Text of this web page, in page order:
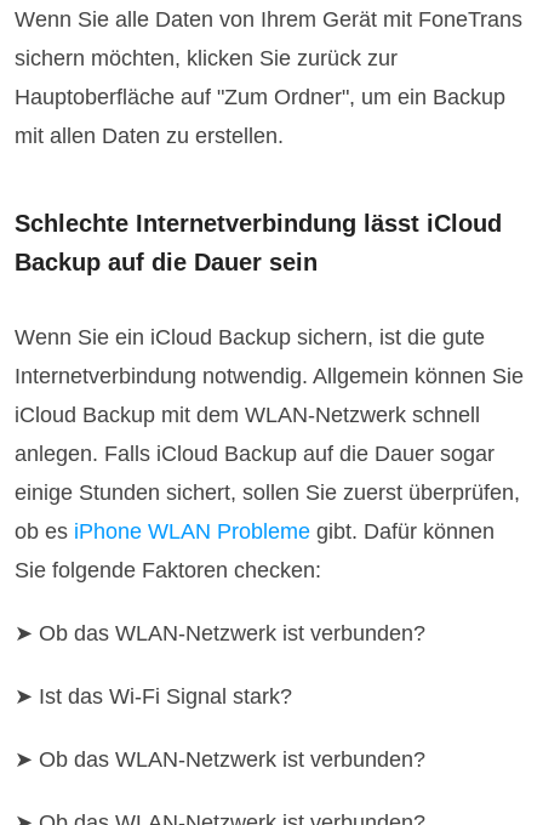
Wenn Sie alle Daten von Ihrem Gerät mit FoneTrans
sichern möchten, klicken Sie zurück zur
Hauptoberfläche auf "Zum Ordner", um ein Backup
mit allen Daten zu erstellen.
Schlechte Internetverbindung lässt iCloud
Backup auf die Dauer sein
Wenn Sie ein iCloud Backup sichern, ist die gute
Internetverbindung notwendig. Allgemein können Sie
iCloud Backup mit dem WLAN-Netzwerk schnell
anlegen. Falls iCloud Backup auf die Dauer sogar
einige Stunden sichert, sollen Sie zuerst überprüfen,
ob es iPhone WLAN Probleme gibt. Dafür können
Sie folgende Faktoren checken:
➤ Ob das WLAN-Netzwerk ist verbunden?
➤ Ist das Wi-Fi Signal stark?
➤ Ob das WLAN-Netzwerk ist verbunden?